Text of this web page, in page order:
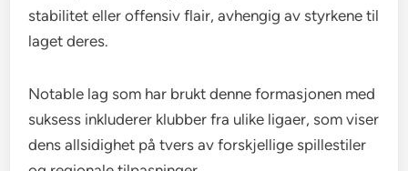
stabilitet eller offensiv flair, avhengig av styrkene til
laget deres.
Notable lag som har brukt denne formasjonen med
suksess inkluderer klubber fra ulike ligaer, som viser
dens allsidighet på tvers av forskjellige spillestiler